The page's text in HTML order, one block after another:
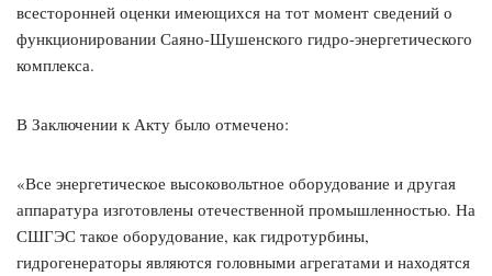
всесторонней оценки имеющихся на тот момент сведений о
функционировании Саяно-Шушенского гидро-энергетического
комплекса.
В Заключении к Акту было отмечено:
«Все энергетическое высоковольтное оборудование и другая
аппаратура изготовлены отечественной промышленностью. На
СШГЭС такое оборудование, как гидротурбины,
гидрогенераторы являются головными агрегатами и находятся